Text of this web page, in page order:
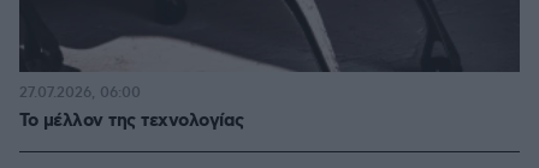
Το μέλλον της τεχνολογίας
27.07.2026, 06:00